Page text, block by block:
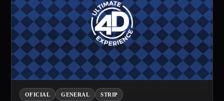
OFICIAL GENERAL STRIP